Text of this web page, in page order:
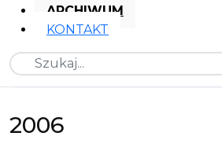
ARCHIWUM
KONTAKT
Szukaj
2006